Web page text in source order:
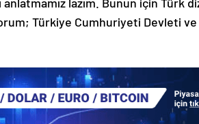
Türkiye Cumhuriyeti Devleti ve